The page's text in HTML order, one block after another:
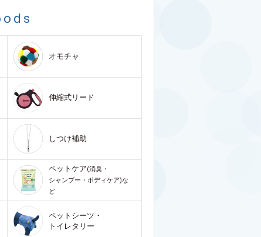
オモチャ
伸縮式リード
しつけ補助
ペットケア(消臭・
シャンプー・ボディケア)な
ど
ペットシーツ・
トイレタリー